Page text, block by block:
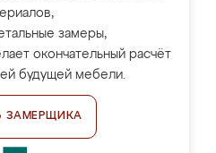
замеры,
окончательный расчёт
будущей мебели.
ЗАМЕРЩИКА